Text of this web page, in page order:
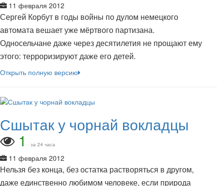
11 февраля 2012
Сергей Корбут в годы войны по дулом немецкого
автомата вешает уже мёртвого партизана.
Односельчане даже через десятилетия не прощают ему
этого: терроризируют даже его детей.
Открыть полную версию
Сшытак у чорнай вокладцы
1 за 24 часа
11 февраля 2012
Нельзя без конца, без остатка растворяться в другом,
даже единственно любимом человеке, если природа